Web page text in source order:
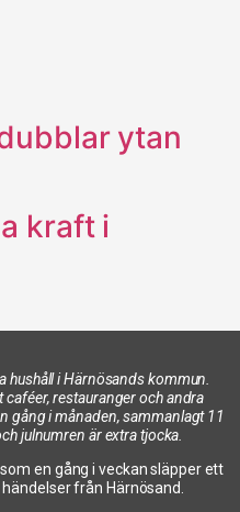
ytan
kraft i
hushåll i Härnösands kommun.
restauranger och andra
gång i månaden, sammanlagt 11
julnumren är extra tjocka.
en gång i veckan släpper ett
från Härnösand.